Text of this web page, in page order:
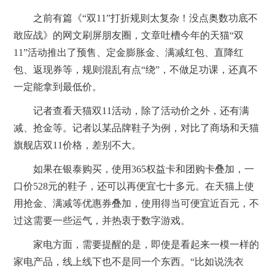
之前有篇《“双11”打折规则太复杂！没点奥数功底不
敢应战》的网文刷屏朋友圈，文章吐槽今年的天猫“双
11”活动推出了预售、定金膨胀金、满减红包、直降红
包、返现券等，规则混乱有点“绕”，不做足功课，还真不
一定能拿到最低价。
记者查看天猫双11活动，除了活动价之外，还有满
减、抢金等。记者以某品牌鞋子为例，对比了商场和天猫
旗舰店双11价格，差别不大。
如果在银泰购买，使用365权益卡和团购卡叠加，一
口价528元的鞋子，还可以再便宜七十多元。在天猫上使
用抢金、满减等优惠券叠加，使用得当可便宜近百元，不
过这需要一些运气，并热衷于数字游戏。
家电方面，需要提醒的是，即使是看起来一模一样的
家电产品，线上线下也不是同一个东西。“比如说洗衣